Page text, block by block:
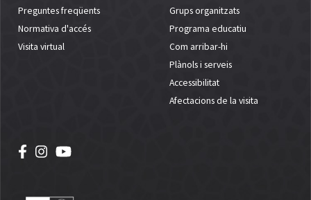
Preguntes freqüents
Normativa d'accés
Visita virtual
Grups organitzats
Programa educatiu
Com arribar-hi
Plànols i serveis
Accessibilitat
Afectacions de la visita